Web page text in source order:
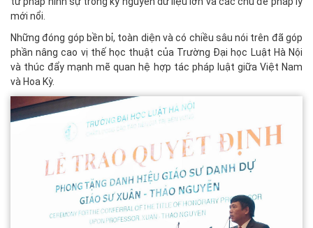
mới nổi.
Những đóng góp bền bỉ, toàn diện và có chiều sâu nói trên đã góp
phần nâng cao vị thế học thuật của Trường Đại học Luật Hà Nội
và thúc đẩy mạnh mẽ quan hệ hợp tác pháp luật giữa Việt Nam
và Hoa Kỳ.